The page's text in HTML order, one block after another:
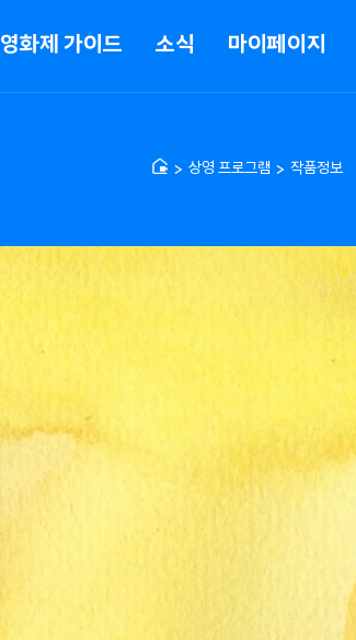
영화제 가이드 소식 마이페이지
상영 프로그램 작품정보